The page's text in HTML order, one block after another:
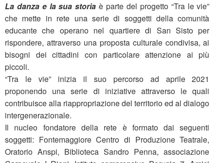
La danza e la sua storia è parte del progetto “Tra le vie”
che mette in rete una serie di soggetti della comunità
educante che operano nel quartiere di San Sisto per
rispondere, attraverso una proposta culturale condivisa, ai
bisogni dei cittadini con particolare attenzione ai più
piccoli.
“Tra le vie” inizia il suo percorso ad aprile 2021
proponendo una serie di iniziative attraverso le quali
contribuisce alla riappropriazione del territorio ed al dialogo
intergenerazionale.
Il nucleo fondatore della rete è formato dai seguenti
soggetti: Fontemaggiore Centro di Produzione Teatrale,
Oratorio Anspi, Biblioteca Sandro Penna, associazione